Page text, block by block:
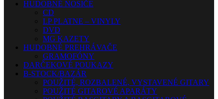
HUDOBNÉ NOSIČE
CD
LP PLATNE – VINYLY
DVD
MG KAZETY
HUDOBNÉ PREHRÁVAČE
GRAMOFÓNY
DARČEKOVÉ POUKAZY
B-STOCK/BAZÁR
POUŽITÉ, ROZBALENÉ, VYSTAVENÉ GITARY
POUŽITÉ GITAROVÉ APARÁTY